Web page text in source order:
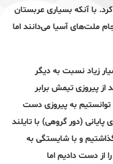
با آنکه بسیاری عربستان
ملت‌های آسیا می‌دانند اما
زیاد نسبت به دیگر
از پیروزی تیمش برابر
به پیروزی دست
(دور گروهی) با تایلند
و با شایستگی به
از دست دادیم اما